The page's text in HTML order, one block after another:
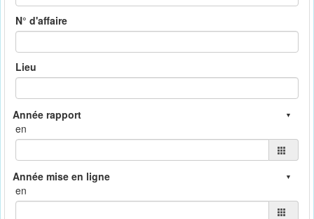
N° d'affaire
Lieu
en
en